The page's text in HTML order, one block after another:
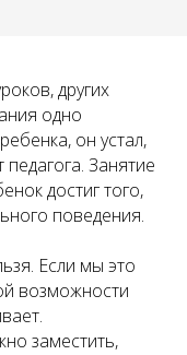
других
одно
он устал,
Занятие
достиг того,
поведения.
Если мы это
возможности
заместить,